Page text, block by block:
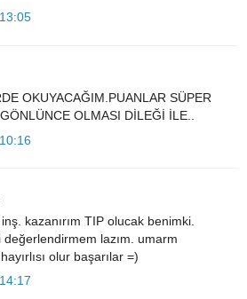
OKUYACAĞIM.PUANLAR SÜPER
OLMASI DİLEĞİ İLE..
kazanırım TIP olucak benimki.
lazım. umarm
olur başarılar =)